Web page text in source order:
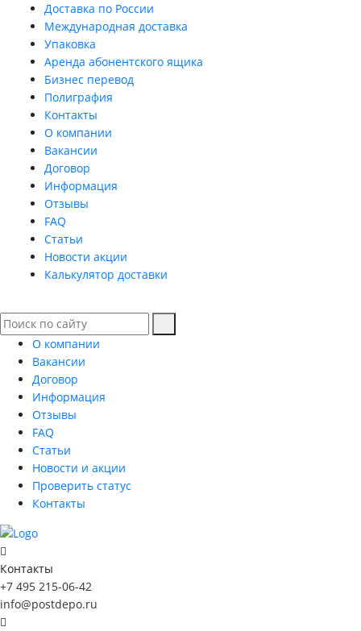
Доставка по России
Международная доставка
Упаковка
Аренда абонентского ящика
Бизнес перевод
Полиграфия
Контакты
О компании
Вакансии
Договор
Информация
Отзывы
FAQ
Статьи
Новости акции
Калькулятор доставки
О компании
Вакансии
Договор
Информация
Отзывы
FAQ
Статьи
Новости и акции
Проверить статус
Контакты
Контакты
+7 495 215-06-42
info@postdepo.ru